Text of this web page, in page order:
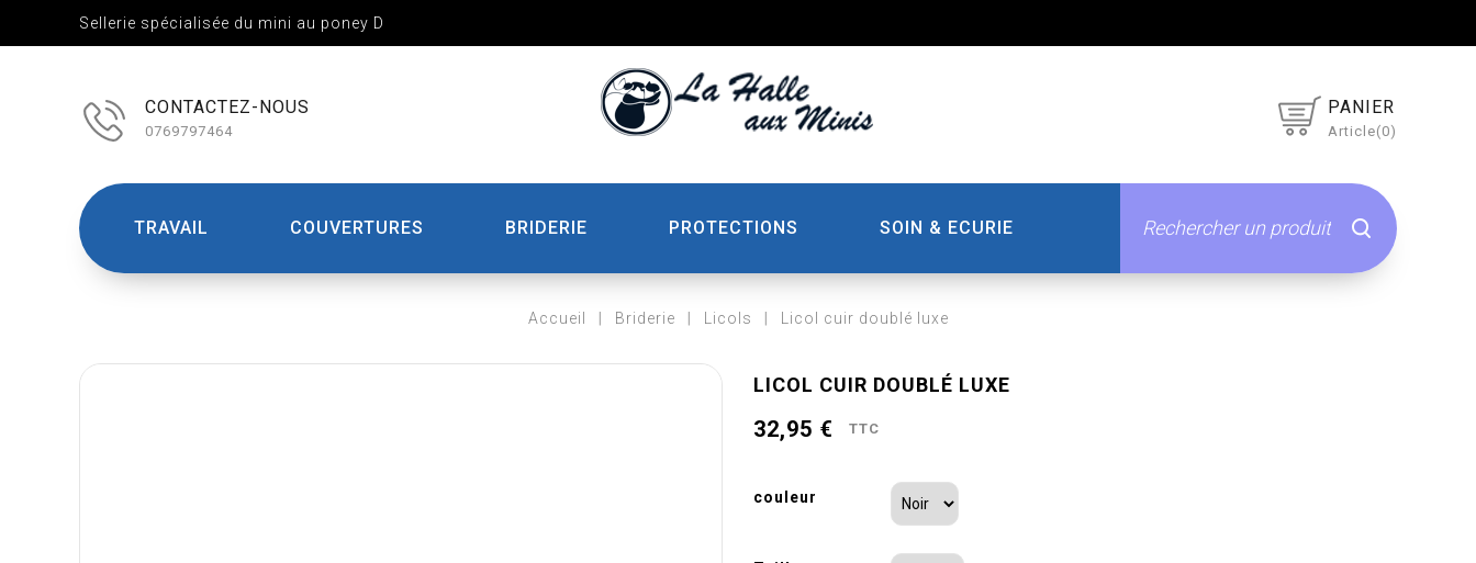
Sellerie spécialisée du mini au poney D
PANIER
Article(0)
CONTACTEZ-NOUS
0769797464
TRAVAIL COUVERTURES BRIDERIE PROTECTIONS SOIN & ECURIE
Accueil Briderie Licols Licol cuir doublé luxe
LICOL CUIR DOUBLÉ LUXE
32,95 € TTC
couleur